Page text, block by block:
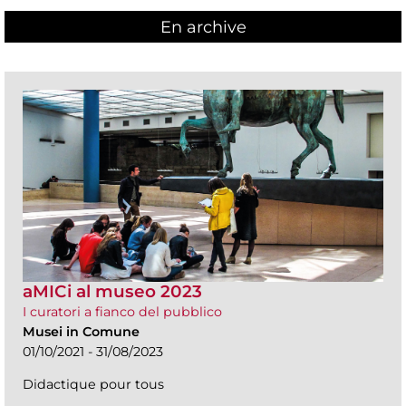
En archive
aMICi al museo 2023
I curatori a fianco del pubblico
Musei in Comune
01/10/2021 - 31/08/2023
Didactique pour tous